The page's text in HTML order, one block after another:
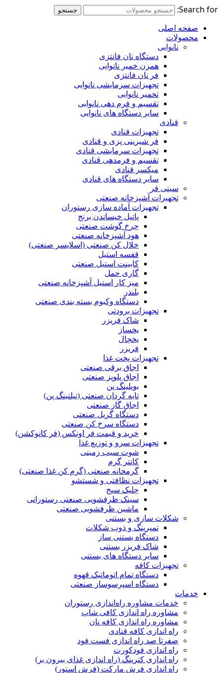
Search for: جستجو
صفحه اصلی
محصولات
نانوایی
دستگاه نان فانتزی
همزن خمیر نانوایی
فر نان فانتزی
تجهیزات سرمایشی نانوایی
تخمیر نانوایی
تقسیم و فرم دهی نانوایی
سایر دستگاه های نانوایی
قنادی
تجهیزات قنادی
فر شیرینی پزی و قنادی
تجهیزات سرمایشی قنادی
تقسیم و فرمدهی قنادی
میکسر قنادی
سایر دستگاه های قنادی
سینی فر
تجهیزات آشپزخانه صنعتی
تجهیزات آماده سازی رستوران
پاتیل خیساندن برنج
چرخ گوشت صنعتی
هود آشپزخانه صنعتی
خلال کن صنعتی (اسلایسر صنعتی)
قفسه استیل
کابینت استیل صنعتی
گاری حمل
میز کار استیل آشپزخانه صنعتی
بلندر
دستگاه وکیوم بسته بندی صنعتی
تجهیزات برودتی
شاک فریزر
یخساز
یخچال
فریزر
تجهیزات پخت غذا
اجاق برقی صنعتی
اجاق پلوپز صنعتی
بویلینگ پن
تابه گردان صنعتی (تيلتينگ پن)
اجاق گاز صنعتی
دستگاه گریل صنعتی
دستگاه سرخ کن صنعتی
خرید و قیمت فر اونکس (فر کانوکشن)
تجهیزات سرو و توزیع غذا
شوت سیب زمینی
کانتر گرم
گرمخانه صنعتی (گرم کن غذا صنعتی)
تجهیزات نظافتی و شستشو
چلیک سیخ
سینک ظرفشویی صنعتی رستورانی
ماشین ظرفشویی صنعتی
شکلات سازی و بستنی
تمپرینگ و ذوب شکلات
دستگاه بستنی ساز
شاک فریزر بستنی
سایر دستگاه های بستنی
تجهیزات کافه
دستگاه تمام اتوماتیک قهوه
دستگاە اسپرسوساز صنعتی
خدمات
خدمات مشاوره راه‌اندازی رستوران
مشاوره راه اندازی کافی شاپ
مشاوره راه اندازی کافه نان
راه اندازی کافه قنادی
صفرتا صد راه اندازی فست فود
راه اندازی فودکورت
راه اندازی کترینگ (راه‌ اندازی غذای بیرون بر)
راه اندازی فرش مارکت (فرش استور)